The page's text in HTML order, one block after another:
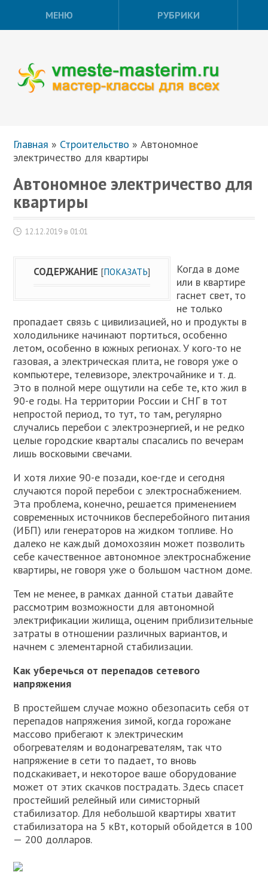
МЕНЮ РУБРИКИ
Главная » Строительство »Автономное
электричество для квартиры
Автономное электричество для
квартиры
12.12.2019 в 01:01
СОДЕРЖАНИЕ [ПОКАЗАТЬ]
Когда в доме
или в квартире
гаснет свет, то
не только
пропадает связь с цивилизацией, но и продукты в
холодильнике начинают портиться, особенно
летом, особенно в южных регионах. У кого-то не
газовая, а электрическая плита, не говоря уже о
компьютере, телевизоре, электрочайнике и т. д.
Это в полной мере ощутили на себе те, кто жил в
90-е годы. На территории России и СНГ в тот
непростой период, то тут, то там, регулярно
случались перебои с электроэнергией, и не редко
целые городские кварталы спасались по вечерам
лишь восковыми свечами.
И хотя лихие 90-е позади, кое-где и сегодня
случаются порой перебои с электроснабжением.
Эта проблема, конечно, решается применением
современных источников бесперебойного питания
(ИБП) или генераторов на жидком топливе. Но
далеко не каждый домохозяин может позволить
себе качественное автономное электроснабжение
квартиры, не говоря уже о большом частном доме.
Тем не менее, в рамках данной статьи давайте
рассмотрим возможности для автономной
электрификации жилища, оценим приблизительные
затраты в отношении различных вариантов, и
начнем с элементарной стабилизации.
Как уберечься от перепадов сетевого
напряжения
В простейшем случае можно обезопасить себя от
перепадов напряжения зимой, когда горожане
массово прибегают к электрическим
обогревателям и водонагревателям, так что
напряжение в сети то падает, то вновь
подскакивает, и некоторое ваше оборудование
может от этих скачков пострадать. Здесь спасет
простейший релейный или симисторный
стабилизатор. Для небольшой квартиры хватит
стабилизатора на 5 кВт, который обойдется в 100
— 200 долларов.